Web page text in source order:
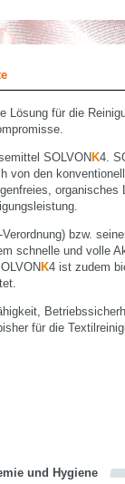
Lösung für die
SOLVONK4.
von den
organisches
bzw.
schnelle und volle
K4 ist zudem
für die
und Hygiene